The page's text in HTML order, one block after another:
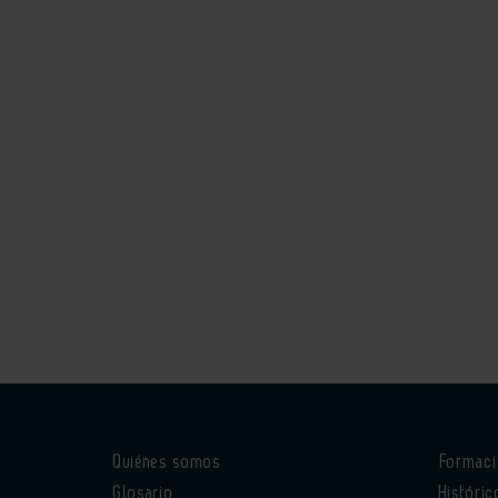
Quiénes somos
Glosario